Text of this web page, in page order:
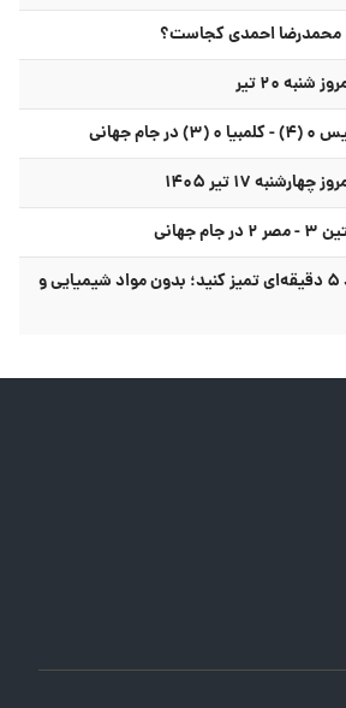
محمدرضا احمدی کجاست؟
۲۰ تیر
جهانی
۱۷ تیر ۱۴۰۵
مایکروویو را با این ترفند ۵ دقیقه‌ای تمیز کنید؛ بدون مواد شیمیایی و